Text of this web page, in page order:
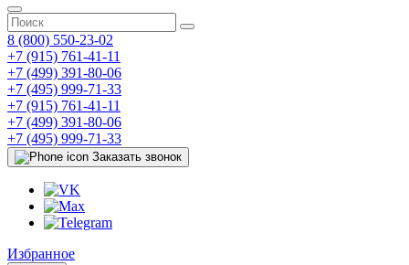
8 (800) 550-23-02
+7 (915) 761-41-11
+7 (499) 391-80-06
+7 (495) 999-71-33
+7 (915) 761-41-11
+7 (499) 391-80-06
+7 (495) 999-71-33
Заказать звонок
Избранное